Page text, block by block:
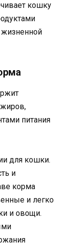
кошку
жизненной
питания
для кошки.
и
корма
и легко
и овощи.